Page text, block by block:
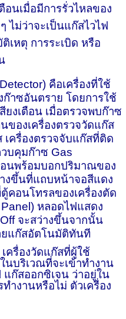
นเมื่อมีการรั่วไหลของ
ไม่ว่าจะเป็นแก๊สไวไฟ
เหตุ การระเบิด หรือ
คือเครื่องที่ใช้
ก๊าซอันตราย โดยการใช้
ยงเตือน เมื่อตรวจพบก๊าซ
ของเครื่องตรวจวัดแก๊ส
เครื่องตรวจจับแก๊สที่ติด
บคุมก๊าซ Gas
นพร้อมบอกปริมาณของ
งขึ้นที่แถบหน้าจอสีแดง
อนโทรลของเครื่องตัด
หลอดไฟแสดง
จะสว่างขึ้นจากนั้น
ยแก๊สอัตโนมัติทันที
ครื่องวัดแก๊สที่ผู้ใช้
นบริเวณที่จะเข้าทำงาน
ก๊สออกซิเจน ว่าอยู่ใน
ำงานหรือไม่ ตัวเครื่อง